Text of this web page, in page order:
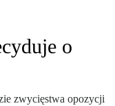
o
zwycięstwa opozycji